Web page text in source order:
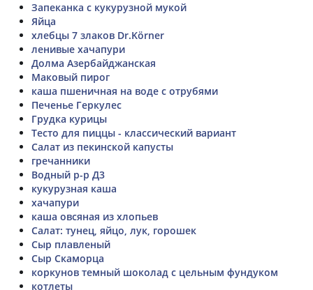
Запеканка с кукурузной мукой
Яйца
хлебцы 7 злаков Dr.Körner
ленивые хачапури
Долма Азербайджанская
Маковый пирог
каша пшеничная на воде с отрубями
Печенье Геркулес
Грудка курицы
Тесто для пиццы - классический вариант
Салат из пекинской капусты
гречанники
Водный р-р Д3
кукурузная каша
хачапури
каша овсяная из хлопьев
Салат: тунец, яйцо, лук, горошек
Сыр плавленый
Сыр Скаморца
коркунов темный шоколад с цельным фундуком
котлеты